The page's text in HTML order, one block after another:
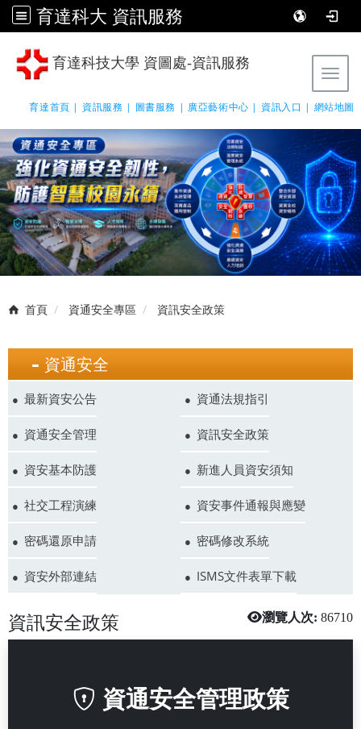
育達科大 資訊服務
育達科技大學 資圖處-資訊服務
育達首頁 | 資訊服務 | 圖書服務 | 廣亞藝術中心 | 資訊入口 | 網站地圖
首頁 資通安全專區 資訊安全政策
資通安全
最新資安公告 資通法規指引
資通安全管理 資訊安全政策
資安基本防護 新進人員資安須知
社交工程演練 資安事件通報與應變
密碼還原申請 密碼修改系統
資安外部連結 ISMS文件表單下載
瀏覽人次: 86710
資訊安全政策
資通安全管理政策